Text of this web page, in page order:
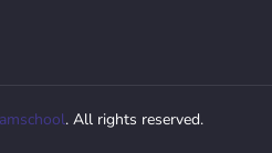
. All rights reserved.